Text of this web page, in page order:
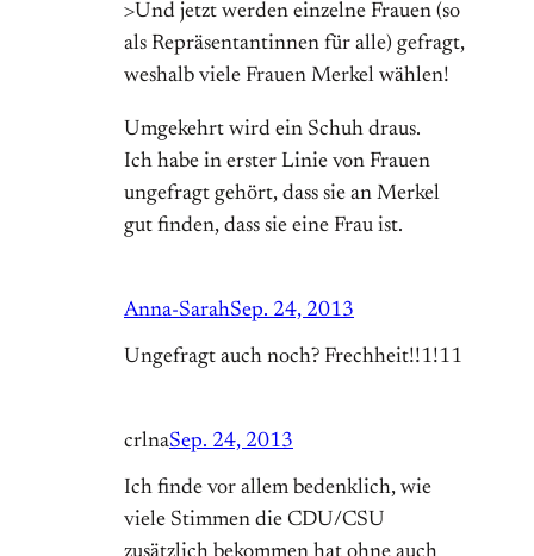
>Und jetzt werden einzelne Frauen (so
als Repräsentantinnen für alle) gefragt,
weshalb viele Frauen Merkel wählen!
Umgekehrt wird ein Schuh draus.
Ich habe in erster Linie von Frauen
ungefragt gehört, dass sie an Merkel
gut finden, dass sie eine Frau ist.
Anna-SarahSep. 24, 2013
Ungefragt auch noch? Frechheit!!1!11
crlnaSep. 24, 2013
Ich finde vor allem bedenklich, wie
viele Stimmen die CDU/CSU